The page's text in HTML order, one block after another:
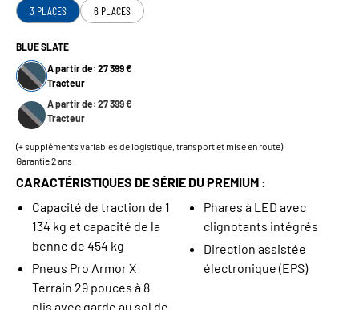
3 PLACES 6 PLACES
BLUE SLATE
A partir de: 27 399 €
Tracteur
A partir de: 27 399 €
Tracteur
(+ suppléments variables de logistique, transport et mise en route)
Garantie 2 ans
CARACTÉRISTIQUES DE SÉRIE DU PREMIUM :
Capacité de traction de 1
134 kg et capacité de la
benne de 454 kg
Pneus Pro Armor X
Terrain 29 pouces à 8
plis avec garde au sol de
Phares à LED avec
clignotants intégrés
Direction assistée
électronique (EPS)